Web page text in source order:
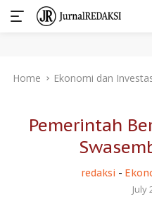
Home Ekonomi dan
Pemerintah
redaksi -
July